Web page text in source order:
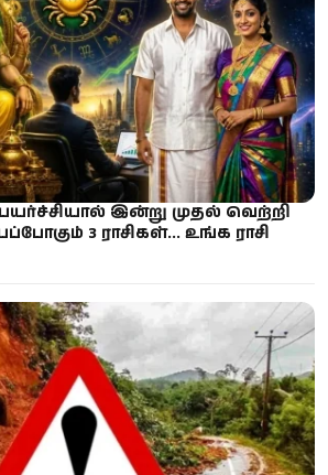
இன்று முதல் வெற்றி
3 ராசிகள்... உங்க ராசி